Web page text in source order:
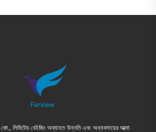
কো., লিমিটেড বেইজিং অব্যাহত উন্নতি এবং অধ্যবসায়ের আত্মা